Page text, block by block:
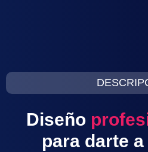
Diseño
para darte